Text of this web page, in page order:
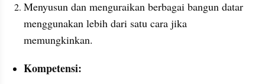
Menyusun dan menguraikan berbagai bangun datar
menggunakan lebih dari satu cara jika
memungkinkan.
Kompetensi: